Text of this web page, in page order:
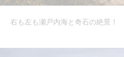
右も左も瀬戸内海と奇石の絶景！